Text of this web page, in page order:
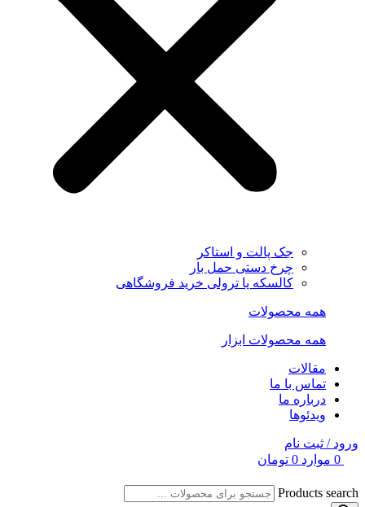
جک پالت و استاکر
چرخ دستی حمل بار
کالسکه یا ترولی خرید فروشگاهی
همه محصولات
همه محصولات ابزار
مقالات
تماس با ما
درباره ما
ویدئوها
ورود / ثبت نام
0 موارد 0 تومان
Products search